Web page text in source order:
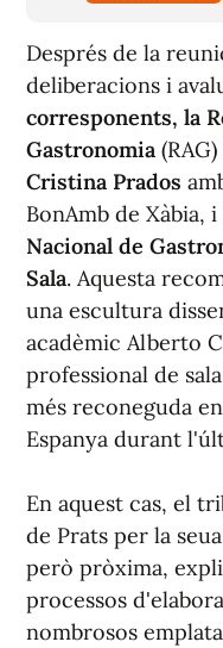
Després de la
deliberacions i
corresponents, la
Gastronomia
Cristina Prados
BonAmb de Xàbia,
Nacional de
Sala. Aquesta
una escultura
acadèmic Alberto
professional de
més reconeguda
Espanya durant
En aquest cas, el
de Prats per la
però pròxima,
processos
nombrosos